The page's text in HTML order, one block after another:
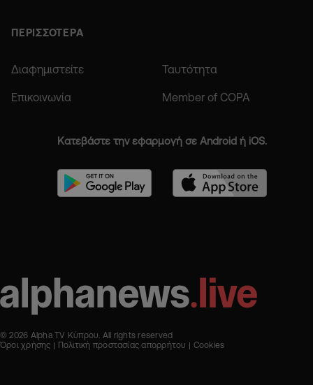
ΠΕΡΙΣΣΟΤΕΡΑ
Διαφημιστείτε Ταυτότητα
Επικοινωνία Member of COPA
Κατεβάστε την εφαρμογή σε Android ή iOS.
© 2026 Alpha TV Κύπρου. All rights reserved
Όροι χρήσης
Πολιτική προστασίας απορρήτου Cookies